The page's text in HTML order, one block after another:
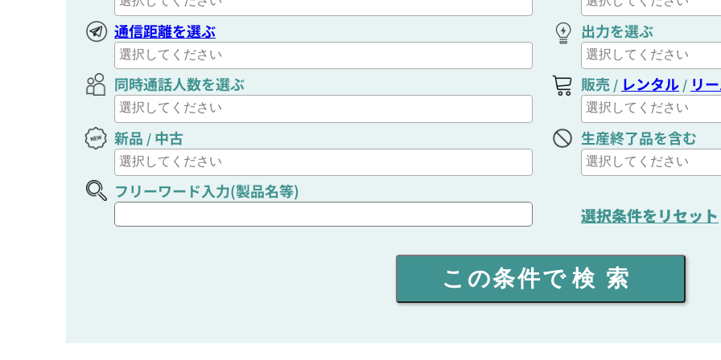
通信距離を選ぶ 出力を選ぶ
同時通話人数を選ぶ 販売 / レンタル / リ
新品 / 中古 生産終了品を含む
フリーワード入力(製品名等)
選択条件をリセット
この条件で 検索